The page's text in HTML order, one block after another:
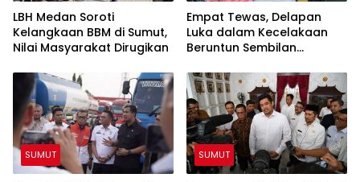
LBH Medan Soroti
Kelangkaan BBM di Sumut,
Nilai Masyarakat Dirugikan
Empat Tewas, Delapan
Luka dalam Kecelakaan
Beruntun Sembilan
SUMUT SUMUT